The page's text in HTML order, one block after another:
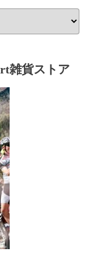
雑貨ストア